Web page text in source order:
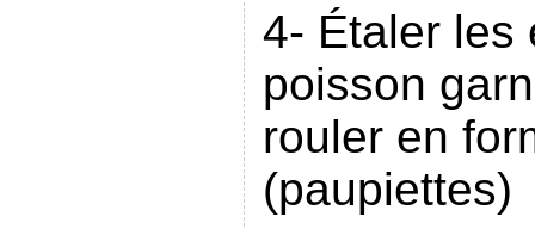
4- Étaler les
poisson
rouler en
(paupiettes)